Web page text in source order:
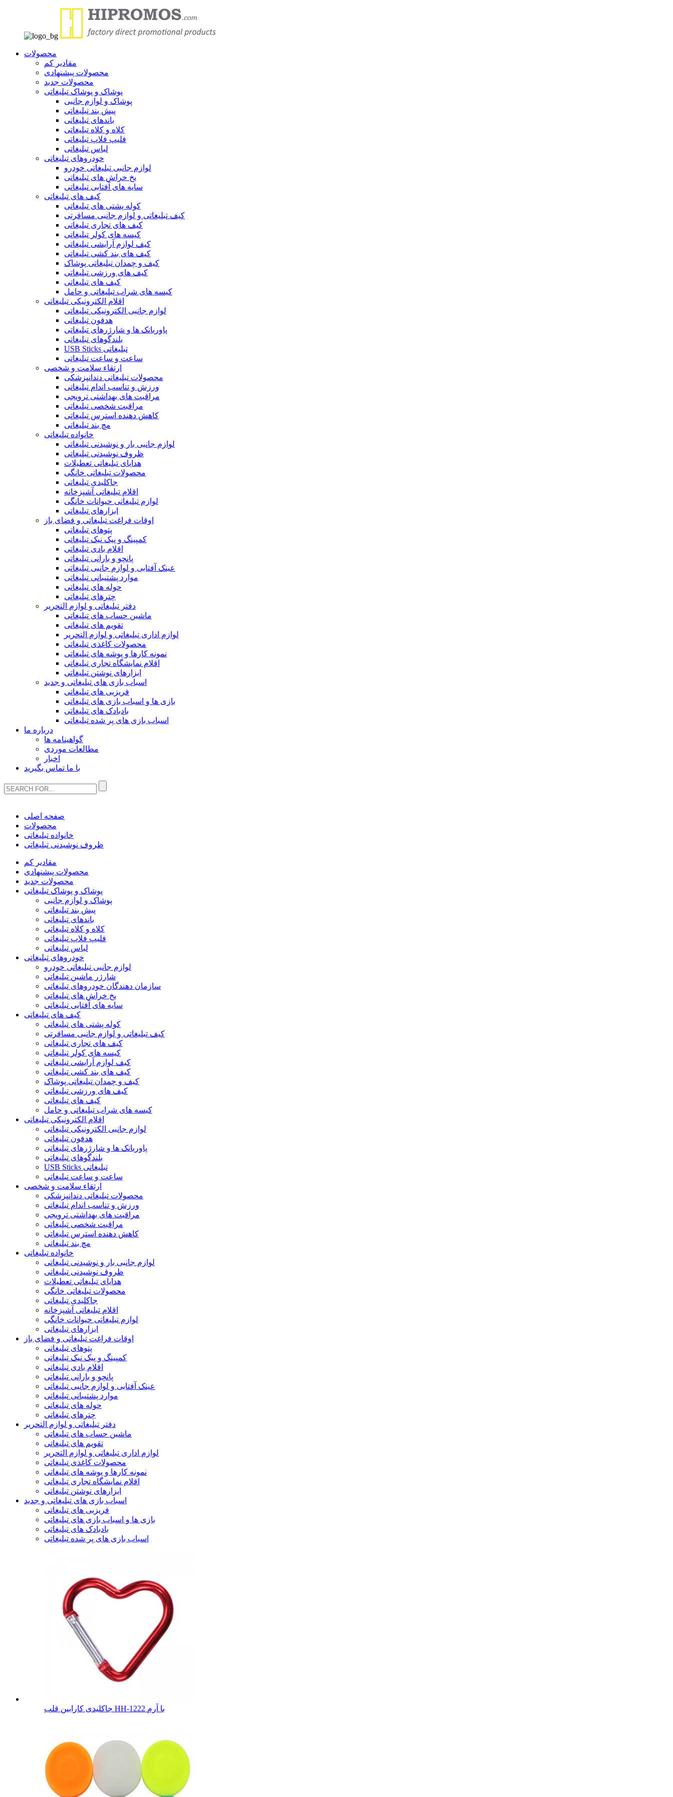
محصولات
مقادیر کم
محصولات پیشنهادی
محصولات جدید
پوشاک و پوشاک تبلیغاتی
پوشاک و لوازم جانبی
پیش بند تبلیغاتی
باندهای تبلیغاتی
کلاه و کلاه تبلیغاتی
فلیپ فلاپ تبلیغاتی
لباس تبلیغاتی
خودروهای تبلیغاتی
لوازم جانبی تبلیغاتی خودرو
یخ خراش های تبلیغاتی
سایه های آفتابی تبلیغاتی
کیف های تبلیغاتی
کوله پشتی های تبلیغاتی
کیف تبلیغاتی و لوازم جانبی مسافرتی
کیف های تجاری تبلیغاتی
کیسه های کولر تبلیغاتی
کیف لوازم آرایشی تبلیغاتی
کیف های بند کشی تبلیغاتی
کیف و چمدان تبلیغاتی پوشاک
کیف های ورزشی تبلیغاتی
کیف های تبلیغاتی
کیسه های شراب تبلیغاتی و حامل
اقلام الکترونیکی تبلیغاتی
لوازم جانبی الکترونیکی تبلیغاتی
هدفون تبلیغاتی
پاوربانک ها و شارژرهای تبلیغاتی
بلندگوهای تبلیغاتی
USB Sticks تبلیغاتی
ساعت و ساعت تبلیغاتی
ارتقاء سلامت و شخصی
محصولات تبلیغاتی دندانپزشکی
ورزش و تناسب اندام تبلیغاتی
مراقبت های بهداشتی ترویجی
مراقبت شخصی تبلیغاتی
کاهش دهنده استرس تبلیغاتی
مچ بند تبلیغاتی
خانواده تبلیغاتی
لوازم جانبی بار و نوشیدنی تبلیغاتی
ظروف نوشیدنی تبلیغاتی
هدایای تبلیغاتی تعطیلات
محصولات تبلیغاتی خانگی
جاکلیدی تبلیغاتی
اقلام تبلیغاتی آشپزخانه
لوازم تبلیغاتی حیوانات خانگی
ابزارهای تبلیغاتی
اوقات فراغت تبلیغاتی و فضای باز
پتوهای تبلیغاتی
کمپینگ و پیک نیک تبلیغاتی
اقلام بادی تبلیغاتی
پانچو و بارانی تبلیغاتی
عینک آفتابی و لوازم جانبی تبلیغاتی
موارد پشتیبانی تبلیغاتی
حوله های تبلیغاتی
چترهای تبلیغاتی
دفتر تبلیغاتی و لوازم التحریر
ماشین حساب های تبلیغاتی
تقویم های تبلیغاتی
لوازم اداری تبلیغاتی و لوازم التحریر
محصولات کاغذی تبلیغاتی
نمونه کارها و پوشه های تبلیغاتی
اقلام نمایشگاه تجاری تبلیغاتی
ابزارهای نوشتن تبلیغاتی
اسباب بازی های تبلیغاتی و جدید
فریزبی های تبلیغاتی
بازی ها و اسباب بازی های تبلیغاتی
بادبادک های تبلیغاتی
اسباب بازی های پر شده تبلیغاتی
درباره ما
گواهینامه ها
مطالعات موردی
اخبار
با ما تماس بگیرید
صفحه اصلی
محصولات
خانواده تبلیغاتی
ظروف نوشیدنی تبلیغاتی
مقادیر کم
محصولات پیشنهادی
محصولات جدید
پوشاک و پوشاک تبلیغاتی
پوشاک و لوازم جانبی
پیش بند تبلیغاتی
باندهای تبلیغاتی
کلاه و کلاه تبلیغاتی
فلیپ فلاپ تبلیغاتی
لباس تبلیغاتی
خودروهای تبلیغاتی
لوازم جانبی تبلیغاتی خودرو
شارژر ماشین تبلیغاتی
سازمان دهندگان خودروهای تبلیغاتی
یخ خراش های تبلیغاتی
سایه های آفتابی تبلیغاتی
کیف های تبلیغاتی
کوله پشتی های تبلیغاتی
کیف تبلیغاتی و لوازم جانبی مسافرتی
کیف های تجاری تبلیغاتی
کیسه های کولر تبلیغاتی
کیف لوازم آرایشی تبلیغاتی
کیف های بند کشی تبلیغاتی
کیف و چمدان تبلیغاتی پوشاک
کیف های ورزشی تبلیغاتی
کیف های تبلیغاتی
کیسه های شراب تبلیغاتی و حامل
اقلام الکترونیکی تبلیغاتی
لوازم جانبی الکترونیکی تبلیغاتی
هدفون تبلیغاتی
پاوربانک ها و شارژرهای تبلیغاتی
بلندگوهای تبلیغاتی
USB Sticks تبلیغاتی
ساعت و ساعت تبلیغاتی
ارتقاء سلامت و شخصی
محصولات تبلیغاتی دندانپزشکی
ورزش و تناسب اندام تبلیغاتی
مراقبت های بهداشتی ترویجی
مراقبت شخصی تبلیغاتی
کاهش دهنده استرس تبلیغاتی
مچ بند تبلیغاتی
خانواده تبلیغاتی
لوازم جانبی بار و نوشیدنی تبلیغاتی
ظروف نوشیدنی تبلیغاتی
هدایای تبلیغاتی تعطیلات
محصولات تبلیغاتی خانگی
جاکلیدی تبلیغاتی
اقلام تبلیغاتی آشپزخانه
لوازم تبلیغاتی حیوانات خانگی
ابزارهای تبلیغاتی
اوقات فراغت تبلیغاتی و فضای باز
پتوهای تبلیغاتی
کمپینگ و پیک نیک تبلیغاتی
اقلام بادی تبلیغاتی
پانچو و بارانی تبلیغاتی
عینک آفتابی و لوازم جانبی تبلیغاتی
موارد پشتیبانی تبلیغاتی
حوله های تبلیغاتی
چترهای تبلیغاتی
دفتر تبلیغاتی و لوازم التحریر
ماشین حساب های تبلیغاتی
تقویم های تبلیغاتی
لوازم اداری تبلیغاتی و لوازم التحریر
محصولات کاغذی تبلیغاتی
نمونه کارها و پوشه های تبلیغاتی
اقلام نمایشگاه تجاری تبلیغاتی
ابزارهای نوشتن تبلیغاتی
اسباب بازی های تبلیغاتی و جدید
فریزبی های تبلیغاتی
بازی ها و اسباب بازی های تبلیغاتی
بادبادک های تبلیغاتی
اسباب بازی های پر شده تبلیغاتی
جاکلیدی کارابین قلب HH-1222 با آرم